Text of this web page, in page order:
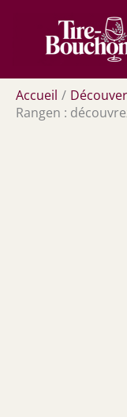
contenu
Accueil
Rangen :